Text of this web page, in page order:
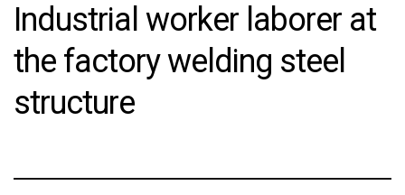
com
tecnologia
de
Ponta.
Industrial worker laborer at
the factorywelding steel
structure